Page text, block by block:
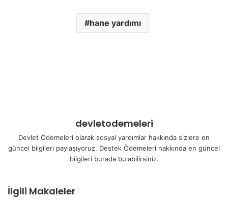
hane yardımı
devletodemeleri
Devlet Ödemeleri olarak sosyal yardımlar hakkında sizlere en
güncel bilgileri paylaşıyoruz. Destek Ödemeleri hakkında en güncel
bilgileri burada bulabilirsiniz.
İlgili Makaleler